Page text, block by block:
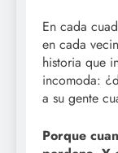
En cada
en cada
historia que
incomoda:
a su gente
Porque